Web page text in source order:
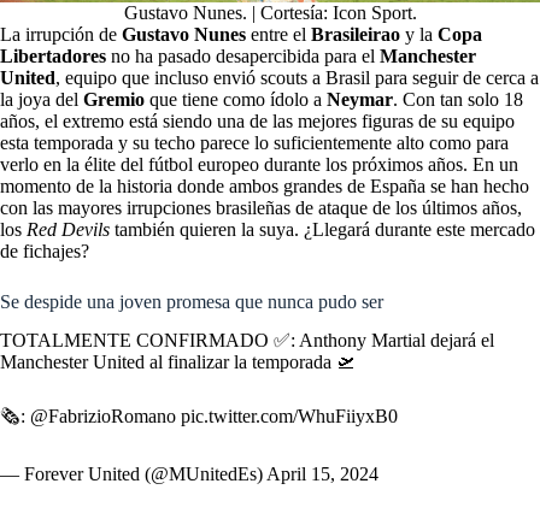
Gustavo Nunes. | Cortesía: Icon Sport.
La irrupción de Gustavo Nunes entre el Brasileirao y la Copa
Libertadores no ha pasado desapercibida para el Manchester
United, equipo que incluso envió scouts a Brasil para seguir de cerca a
la joya del Gremio que tiene como ídolo a Neymar. Con tan solo 18
años, el extremo está siendo una de las mejores figuras de su equipo
esta temporada y su techo parece lo suficientemente alto como para
verlo en la élite del fútbol europeo durante los próximos años. En un
momento de la historia donde ambos grandes de España se han hecho
con las mayores irrupciones brasileñas de ataque de los últimos años,
los Red Devils también quieren la suya. ¿Llegará durante este mercado
de fichajes?
Se despide una joven promesa que nunca pudo ser
TOTALMENTE CONFIRMADO ✅: Anthony Martial dejará el
Manchester United al finalizar la temporada 🛫
🗞️: @FabrizioRomano pic.twitter.com/WhuFiiyxB0
— Forever United (@MUnitedEs) April 15, 2024